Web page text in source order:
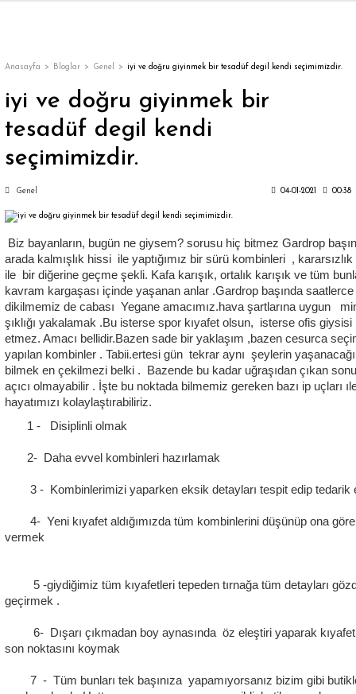
Trençkot
Trençkot
Trençkot
Trençkot
Anasayfa Bloglar Genel iyi ve doğru giyinmek bir tesadüf degil kendi seçimimizdir.
iyi ve doğru giyinmek bir
tesadüf degil kendi
seçimimizdir.
Genel 04-01-2021 00:38
Biz bayanların, bugün ne giysem? sorusu hiç bitmez Gardrop
arada kalmışlık hissi ile yaptığımız bir sürü kombinleri ,
ile bir diğerine geçme şekli. Kafa karışık, ortalık karışık ve tüm
kavram kargaşası içinde yaşanan anlar .Gardrop başında saatlerce
dikilmemiz de cabası Yegane amacımız.hava şartlarına uygun
şıklığı yakalamak .Bu isterse spor kıyafet olsun, isterse ofis
etmez. Amacı bellidir.Bazen sade bir yaklaşım ,bazen cesurca
yapılan kombinler . Tabii.ertesi gün tekrar aynı şeylerin
bilmek en çekilmezi belki . Bazende bu kadar uğraşıdan çıkan
açıcı olmayabilir . İşte bu noktada bilmemiz gereken bazı ip uçları
hayatımızı kolaylaştırabiliriz.
1 - Disiplinli olmak
2- Daha evvel kombinleri hazırlamak
3 - Kombinlerimizi yaparken eksik detayları tespit edip
4- Yeni kıyafet aldığımızda tüm kombinlerini düşünüp ona
vermek
5 -giydiğimiz tüm kıyafetleri tepeden tırnağa tüm detayları
geçirmek .
6- Dışarı çıkmadan boy aynasında öz eleştiri yaparak
son noktasını koymak
7 - Tüm bunları tek başınıza yapamıyorsanız bizim gibi